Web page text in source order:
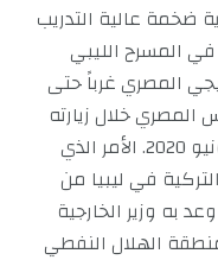
ضخمة عالية التدريب
في المسرح الليبي
المصري غرباً حتى
خلال زيارته
للمنطقة الغربية العسكرية يوم 20 يونيو 2020. الأمر الذي
في ليبيا من
به وزير الخارجية
الهلال النفطي